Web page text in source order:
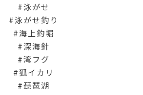
泳がせ
泳がせ釣り
海上釣堀
深海針
湾フグ
狐イカリ
琵琶湖